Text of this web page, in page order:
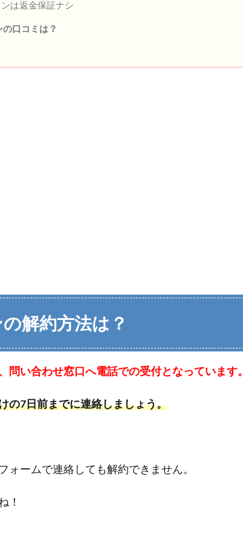
は返金保証ナシ
口コミは？
解約方法は？
問い合わせ窓口へ電話での受付となっています。
の7日前までに連絡しましょう。
ォームで連絡しても解約できません。
！